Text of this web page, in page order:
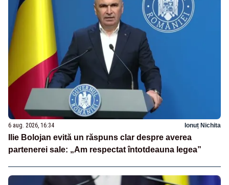
6 aug. 2026, 16:34 Ionuț Nichita
Ilie Bolojan evită un răspuns clar despre averea
partenerei sale: „Am respectat întotdeauna legea”